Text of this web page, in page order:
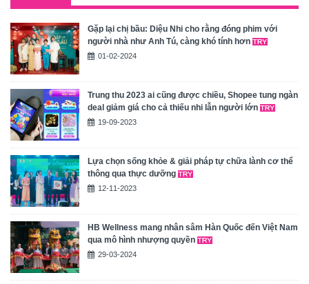
Gặp lại chị bầu: Diệu Nhi cho rằng đóng phim với
người nhà như Anh Tú, càng khó tính hơn
01-02-2024
Trung thu 2023 ai cũng được chiều, Shopee tung ngàn
deal giảm giá cho cả thiếu nhi lẫn người lớn
19-09-2023
Lựa chọn sống khỏe & giải pháp tự chữa lành cơ thể
thông qua thực dưỡng
12-11-2023
HB Wellness mang nhân sâm Hàn Quốc đến Việt Nam
qua mô hình nhượng quyền
29-03-2024